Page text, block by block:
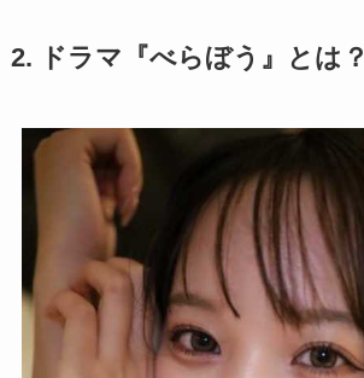
2. ドラマ『べらぼう』とは？